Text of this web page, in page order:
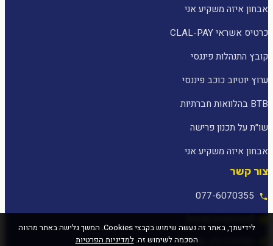
אבחון איזה משקיע אני
כרטיס אשראי CLAL-PAY
קובץ התנהלות פיננסי
ערוץ יוטיוב כוכב פיננסי
BTB בהלוואות חברתיות
שו״ת על תכנון פרישה
אבחון איזה משקיע אני
צור קשר
077-6070355
לידיעתך, באתר זה נעשה שימוש בקבצי Cookies. המשך גלישה באתר מהווה
הסכמה לשימוש זה.למדיניות הפרטיות